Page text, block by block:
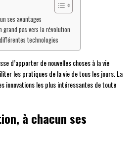
ses avantages
grand pas vers la révolution
technologies
d’apporter de nouvelles choses à la vie
les pratiques de la vie de tous les jours. La
innovations les plus intéressantes de toute
à chacun ses